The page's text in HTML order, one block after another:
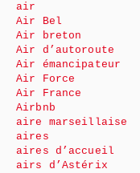
air
Air Bel
Air breton
Air d’autoroute
Air émancipateur
Air Force
Air France
Airbnb
aire marseillaise
aires
aires d’accueil
airs d’Astérix